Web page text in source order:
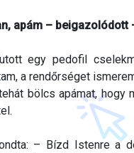
apám – beigazolódott
egy pedofil
a rendőrséget
bölcs apámat,
– Bízd Istenre a